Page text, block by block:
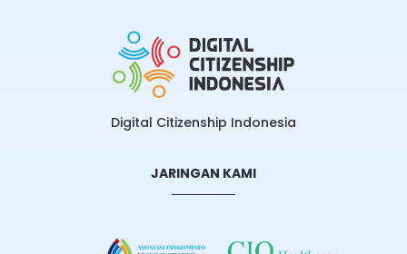
Digital Citizenship Indonesia
JARINGAN KAMI